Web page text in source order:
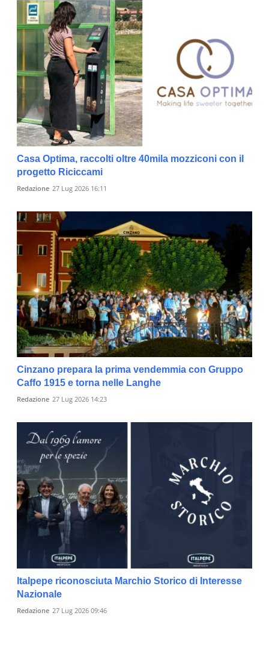
Casa Optima, raccolti oltre 40mila mozziconi con il
progetto Riciccami
Redazione 27 Lug 2026 16:11
Cinzano prepara la prima vendemmia con Gruppo
Caffo 1915 e torna nelle Langhe
Redazione 27 Lug 2026 14:23
Italpepe riconosciuta Marchio Storico di Interesse
Nazionale
Redazione 27 Lug 2026 09:46